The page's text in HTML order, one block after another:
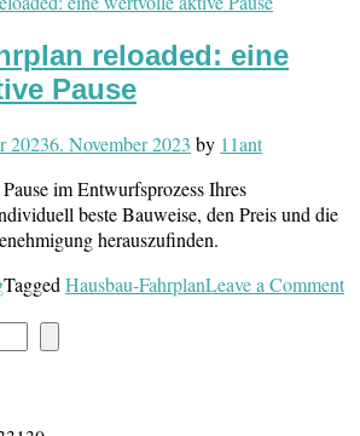
reloaded: eine
Pause
20236. November 2023 by 11ant
im Entwurfsprozess Ihres
beste Bauweise, den Preis und die
herauszufinden.
Tagged Hausbau-FahrplanLeave a Comment